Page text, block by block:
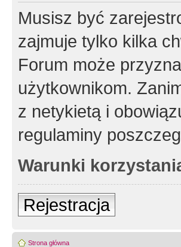
Musisz być
zajmuje tylko kilka
Forum może
użytkownikom.
z netykietą i
regulaminy
Warunki
Rejestracja
Strona główna